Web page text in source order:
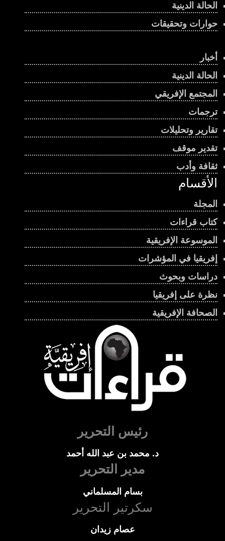
الحالة الدينية
حوارات وتحقيقات
أخبار
الحالة الدينية
المجتمع الإفريقي
ترجمات
تقارير وتحليلات
تقدير موقف
ثقافة وأدب
الأقسام
المجلة
كتاب قراءات
الموسوعة الإفريقية
إفريقيا في المؤشرات
دراسات وبحوث
نظرة على إفريقيا
الصحافة الإفريقية
رئيس التحرير
د. محمد بن عبد الله أحمد
مدير التحرير
بسام المسلماني
سكرتير التحرير
عصام زيدان